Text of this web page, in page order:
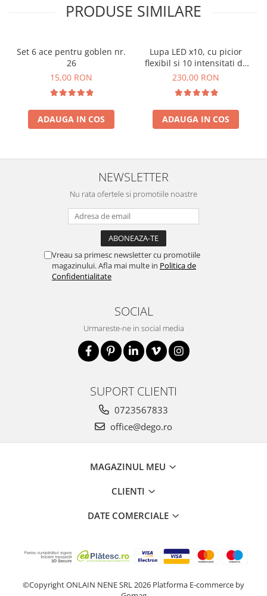
PRODUSE SIMILARE
Set 6 ace pentru goblen nr.
26
15,00 RON
ADAUGA IN COS
Lupa LED x10, cu picior
flexibil si 10 intensitati de
lumina
230,00 RON
ADAUGA IN COS
NEWSLETTER
Nu rata ofertele si promotiile noastre
Vreau sa primesc newsletter cu promotiile
magazinului. Afla mai multe in Politica de
Confidentialitate
SOCIAL
Urmareste-ne in social media
SUPORT CLIENTI
0723567833
office@dego.ro
MAGAZINUL MEU
CLIENTI
DATE COMERCIALE
©Copyright ONLAIN NENE SRL 2026 Platforma E-commerce by